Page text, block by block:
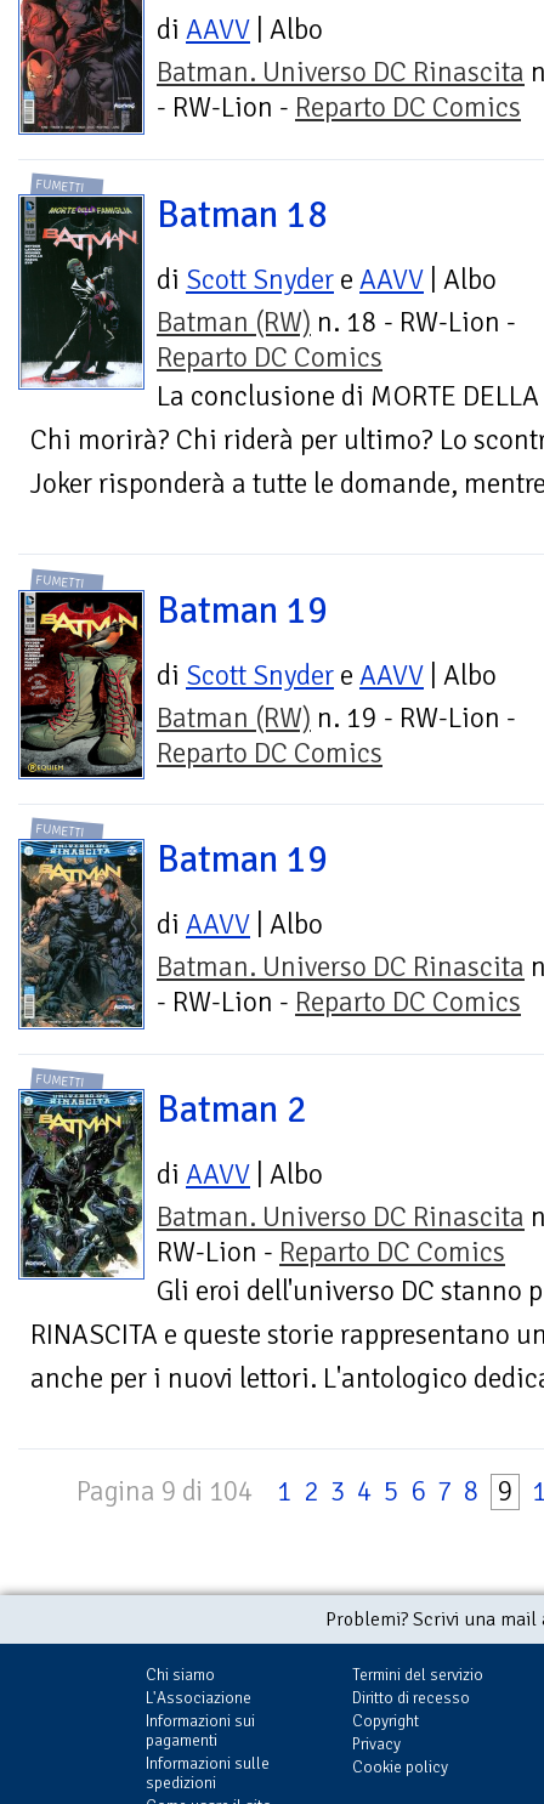
di AAVV | Albo
Batman. Universo DC Rinascita
- RW-Lion - Reparto DC Comics
FUMETTI
Batman 18
di Scott Snyder e AAVV | Albo
Batman (RW) n. 18 - RW-Lion -
Reparto DC Comics
La conclusione di MORTE
Chi morirà? Chi riderà per ultimo? Lo
Joker risponderà a tutte le domande,
FUMETTI
Batman 19
di Scott Snyder e AAVV | Albo
Batman (RW) n. 19 - RW-Lion -
Reparto DC Comics
FUMETTI
Batman 19
di AAVV | Albo
Batman. Universo DC Rinascita
- RW-Lion - Reparto DC Comics
FUMETTI
Batman 2
di AAVV | Albo
Batman. Universo DC Rinascita
RW-Lion - Reparto DC Comics
Gli eroi dell'universo DC stanno
RINASCITA e queste storie rappresentano
anche per i nuovi lettori. L'antologico
Pagina 9 di 104 1 2 3 4 5 6 7 8 9
Problemi? Scrivi una
Chi siamo
L'Associazione
Informazioni sui
pagamenti
Informazioni sulle
spedizioni
Termini del servizio
Diritto di recesso
Copyright
Privacy
Cookie policy